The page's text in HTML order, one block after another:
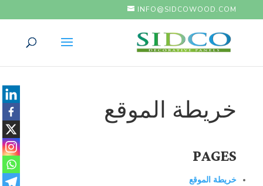
INFO@SIDCOWOOD.COM
خريطة الموقع
PAGES
خريطة الموقع